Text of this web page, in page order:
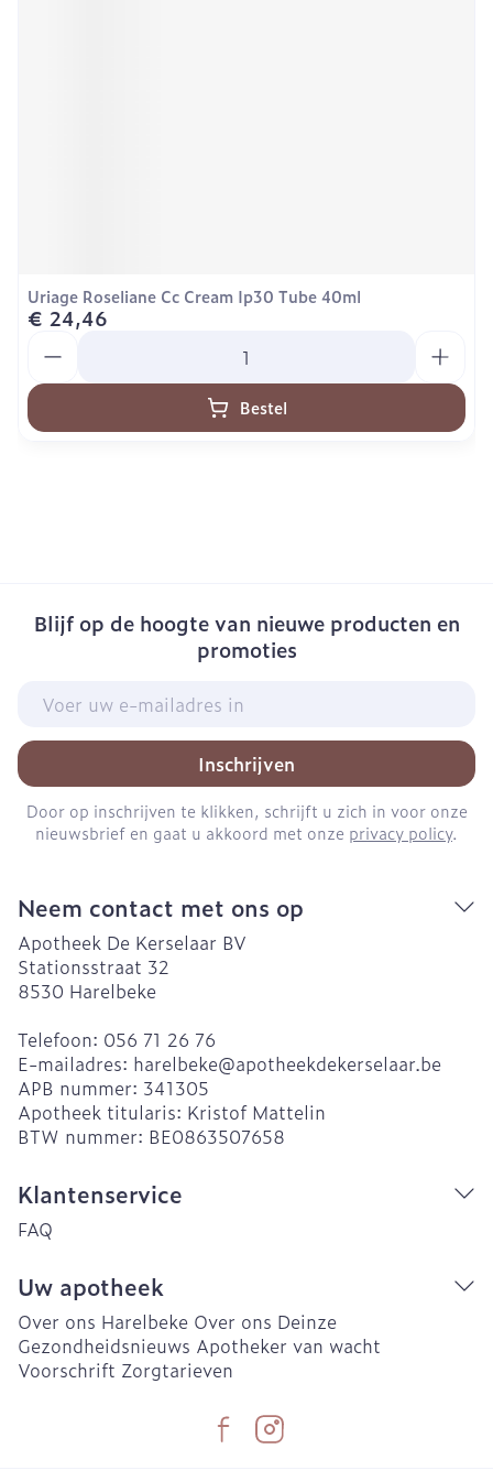
Uriage Roseliane Cc Cream Ip30 Tube 40ml
€ 24,46
Bestel
Blijf op de hoogte van nieuwe producten en
promoties
Inschrijven
Door op inschrijven te klikken, schrijft u zich in voor onze
nieuwsbrief en gaat u akkoord met onze privacy policy.
Neem contact met ons op
Apotheek De Kerselaar BV
Stationsstraat 32
8530 Harelbeke
Telefoon: 056 71 26 76
E-mailadres: harelbeke@apotheekdekerselaar.be
APB nummer: 341305
Apotheek titularis: Kristof Mattelin
BTW nummer: BE0863507658
Klantenservice
FAQ
Uw apotheek
Over ons Harelbeke Over ons Deinze
Gezondheidsnieuws Apotheker van wacht
Voorschrift Zorgtarieven